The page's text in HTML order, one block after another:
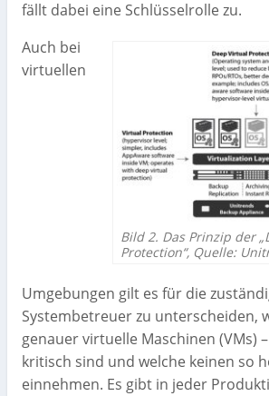
fällt dabei eine Schlüsselrolle zu.
Bild 2. Das Prinzip der
Protection“, Quelle:
Auch bei
virtuellen
Umgebungen gilt es für die
Systembetreuer zu unterscheiden,
genauer virtuelle Maschinen (VMs)
kritisch sind und welche keinen so
einnehmen. Es gibt in jeder